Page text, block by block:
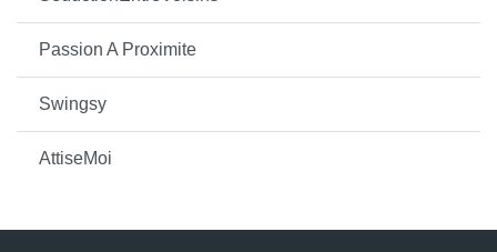
Passion A Proximite
Swingsy
AttiseMoi